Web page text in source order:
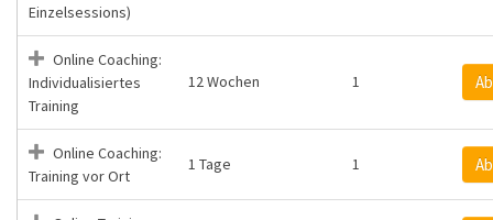
Einzelsessions)
Online Coaching:
Individualisiertes
Training
12 Wochen 1
Online Coaching:
Training vor Ort
1 Tage 1